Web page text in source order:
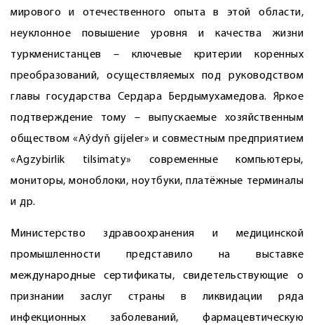
мирового и оте­чественного опыта в этой области,
неуклонное повышение уровня и качества жизни
туркменистанцев – ключевые критерии коренных
преобразований, осуществляемых под руководством
главы государства Сердара Бердымухамедова. Яркое
подтверждение тому – выпускае­мые хозяйственным
обществом «Aýdyň gijeler» и совместным предприятием
«Agzybirlik tilsimaty» современные компьютеры,
мониторы, моноблоки, ноутбуки, платёжные терминалы
и др.
Министерство здравоохранения и медицинской
промышленности представило на выставке
международные сертификаты, свидетельствующие о
признании заслуг страны в ликвидации ряда
инфекционных заболеваний, фармацевтическую